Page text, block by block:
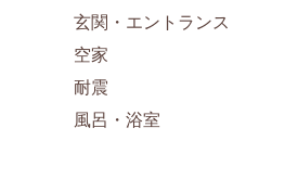
玄関・エントランス
空家
耐震
風呂・浴室